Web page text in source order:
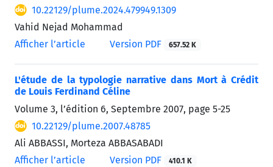
10.22129/plume.2024.479949.1309
Vahid Nejad Mohammad
Afficher l’article
Version PDF 657.52 K
L'étude de la typologie narrative dans Mort à Crédit
de Louis Ferdinand Céline
Volume 3, l’édition 6, Septembre 2007, page 5-25
10.22129/plume.2007.48785
Ali ABBASSI, Morteza ABBASABADI
Afficher l’article
Version PDF 410.1 K